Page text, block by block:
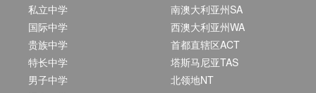
私立中学
国际中学
贵族中学
特长中学
男子中学
南澳大利亚州SA
西澳大利亚州WA
首都直辖区ACT
塔斯马尼亚TAS
北领地NT